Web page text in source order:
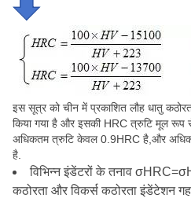
इस सूत्र को चीन में प्रकाशित लौह धातु
किया गया है और इसकी HRC त्रुटि मूल
अधिकतम त्रुटि केवल 0.9HRC है,और
है.
विभिन्न इंडेंटरों के तनाव
कठोरता और विकर्स कठोरता इंडेंटेशन